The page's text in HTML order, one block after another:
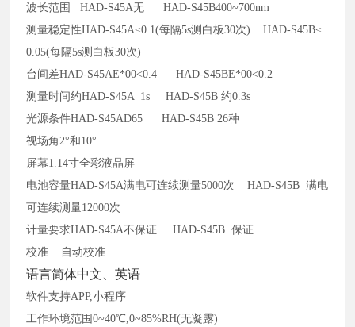
波长范围
HAD-S45A无 HAD-S45B400~700nm
测量稳定性HAD-S45A≤0.1(每隔5s测白板30次) HAD-S45B≤
0.05(每隔5s测白板30次)
台间差HAD-S45AE*00<0.4 HAD-S45BE*00<0.2
测量时间约HAD-S45A 1s HAD-S45B 约0.3s
光源条件HAD-S45AD65 HAD-S45B 26种
视场角 2°和10°
屏幕1.14寸全彩液晶屏
电池容量HAD-S45A满电可连续测量5000次 HAD-S45B 满电
可连续测量12000次
计量要求HAD-S45A不保证 HAD-S45B 保证
校准 自动校准
语言简体中文、英语
软件支持APP,小程序
工作环境范围0~40℃,0~85%RH(无凝露)